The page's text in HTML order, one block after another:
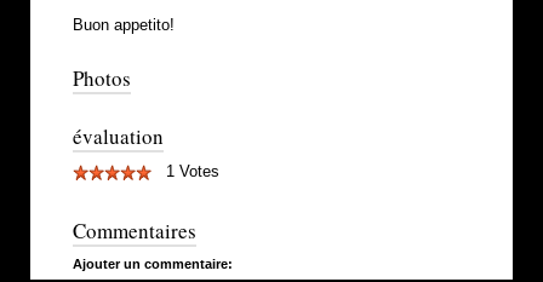
Buon appetito!
Photos
évaluation
1 Votes
Commentaires
Ajouter un commentaire: